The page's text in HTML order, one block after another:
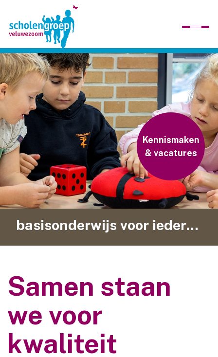
home
wij zijn
scholen
organisatie
werken bij ons
contact
basisonderwijs voor iedereen
Kennismaken
& vacatures
Samen staan
we voor
kwaliteit